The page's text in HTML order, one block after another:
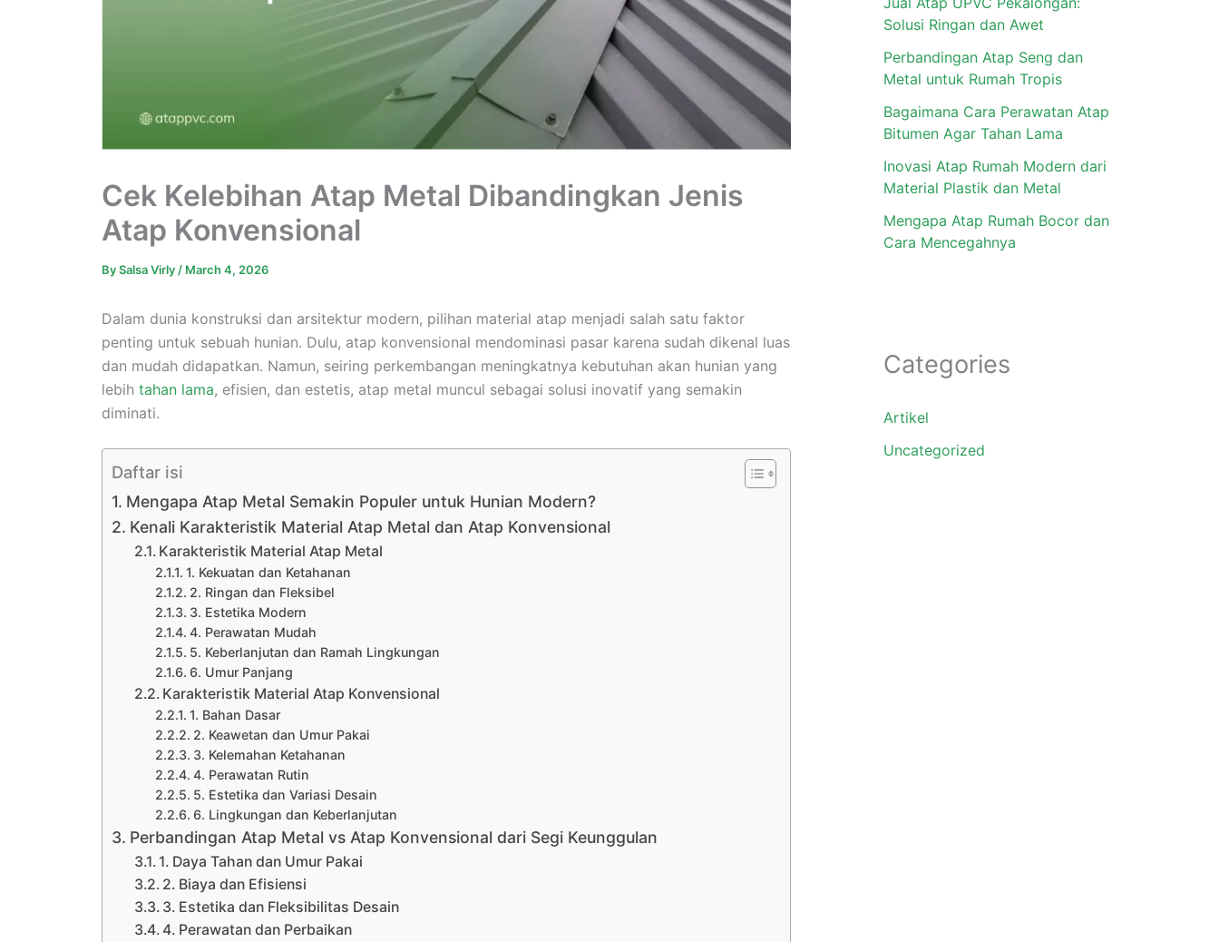
Cek Kelebihan Atap Metal Dibandingkan Jenis
Atap Konvensional
BySalsa Virly / March 4, 2026
Dalam dunia konstruksi dan arsitektur modern, pilihan material atap menjadi salah satu faktor
penting untuk sebuah hunian. Dulu, atap konvensional mendominasi pasar karena sudah dikenal luas
dan mudah didapatkan. Namun, seiring perkembangan meningkatnya kebutuhan akan hunian yang
lebih tahan lama, efisien, dan estetis, atap metal muncul sebagai solusi inovatif yang semakin
diminati.
Daftar isi
Mengapa Atap Metal Semakin Populer untuk Hunian Modern?
Kenali Karakteristik Material Atap Metal dan Atap Konvensional
Karakteristik Material Atap Metal
1. Kekuatan dan Ketahanan
2. Ringan dan Fleksibel
3. Estetika Modern
4. Perawatan Mudah
5. Keberlanjutan dan Ramah Lingkungan
6. Umur Panjang
Karakteristik Material Atap Konvensional
1. Bahan Dasar
2. Keawetan dan Umur Pakai
3. Kelemahan Ketahanan
4. Perawatan Rutin
5. Estetika dan Variasi Desain
6. Lingkungan dan Keberlanjutan
Perbandingan Atap Metal vs Atap Konvensional dari Segi Keunggulan
1. Daya Tahan dan Umur Pakai
2. Biaya dan Efisiensi
3. Estetika dan Fleksibilitas Desain
4. Perawatan dan Perbaikan
Solusi Ringan dan Awet
Perbandingan Atap Seng dan
Metal untuk Rumah Tropis
Bagaimana Cara Perawatan Atap
Bitumen Agar Tahan Lama
Inovasi Atap Rumah Modern dari
Material Plastik dan Metal
Mengapa Atap Rumah Bocor dan
Cara Mencegahnya
Categories
Artikel
Uncategorized